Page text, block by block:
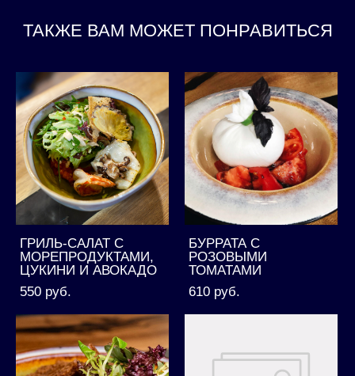
ТАКЖЕ ВАМ МОЖЕТ ПОНРАВИТЬСЯ
ГРИЛЬ-САЛАТ С
МОРЕПРОДУКТАМИ,
ЦУКИНИ И АВОКАДО
550 pуб.
БУРРАТА С
РОЗОВЫМИ
ТОМАТАМИ
610 pуб.